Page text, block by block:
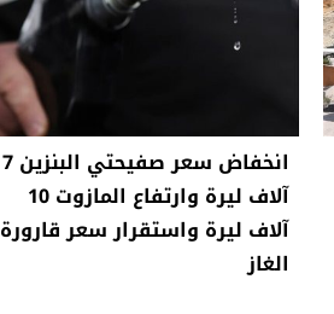
انخفاض سعر صفيحتي البنزين 7
آلاف ليرة وارتفاع المازوت 10
آلاف ليرة واستقرار سعر قارورة
الغاز